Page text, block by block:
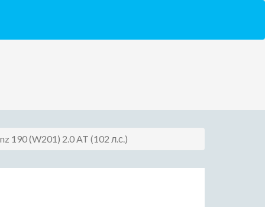
190 (W201) 2.0 AT (102 л.с.)